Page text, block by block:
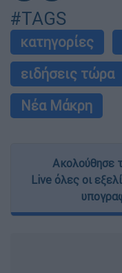
#TAGS
κατηγορίες
ειδήσεις τώρα
Νέα Μάκρη
Ακολούθησε
Live όλες οι